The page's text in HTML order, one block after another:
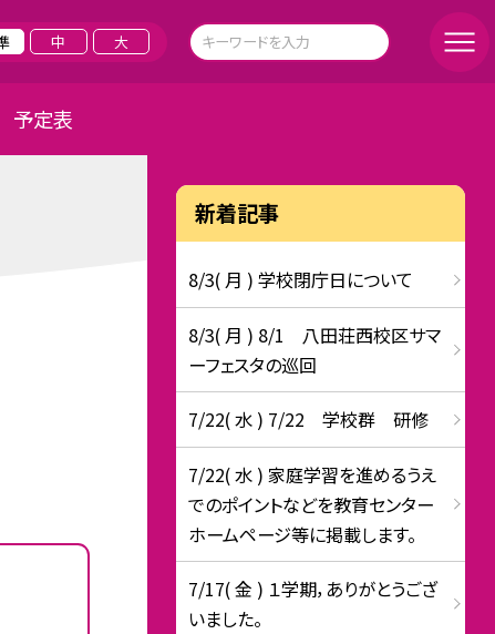
中 大
予定表
新着記事
8/3( 月 ) 学校閉庁日について
8/3( 月 ) 8/1 八田荘西校区サマ
ーフェスタの巡回
7/22( 水 ) 7/22 学校群 研修
7/22( 水 ) 家庭学習を進めるうえ
でのポイントなどを教育センター
ホームページ等に掲載します。
7/17( 金 ) １学期，ありがとうござ
いました。